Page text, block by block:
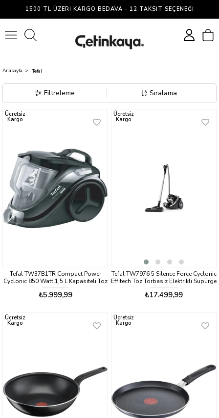
1500 TL ÜZERI KARGO BEDAVA - 12 TAKSIT SEÇENEĞI
Anasayfa Tefal
Filtreleme Sıralama
Tefal TW37B1TR Compact Power
Cyclonic 850 Watt 1,5 L Kapasiteli Toz
Torbasız Süpürge
₺5.999,99
Ücretsiz
Kargo
Tefal TW7976 5 Silence Force Cyclonic
Effitech Toz Torbasız Elektrikli Süpürge
₺17.499,99
Ücretsiz
Kargo
Ücretsiz
Kargo
Ücretsiz
Kargo
Tefal